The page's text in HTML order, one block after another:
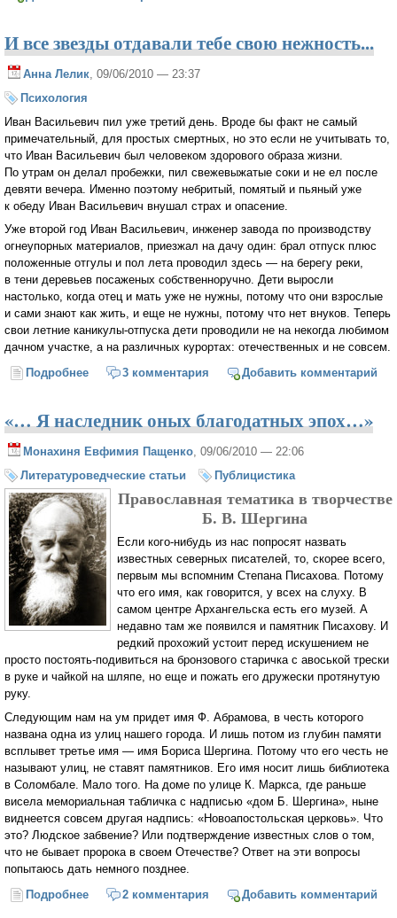
И все звезды отдавали тебе свою нежность...
Анна Лелик, 09/06/2010 — 23:37
Психология
Иван Васильевич пил уже третий день. Вроде бы факт не самый
примечательный, для простых смертных, но это если не учитывать то,
что Иван Васильевич был человеком здорового образа жизни.
По утрам он делал пробежки, пил свежевыжатые соки и не ел после
девяти вечера. Именно поэтому небритый, помятый и пьяный уже
к обеду Иван Васильевич внушал страх и опасение.
Уже второй год Иван Васильевич, инженер завода по производству
огнеупорных материалов, приезжал на дачу один: брал отпуск плюс
положенные отгулы и пол лета проводил здесь — на берегу реки,
в тени деревьев посаженых собственноручно. Дети выросли
настолько, когда отец и мать уже не нужны, потому что они взрослые
и сами знают как жить, и еще не нужны, потому что нет внуков. Теперь
свои летние каникулы-отпуска дети проводили не на некогда любимом
дачном участке, а на различных курортах: отечественных и не совсем.
Подробнее о И все звезды отдавали тебе свою нежность...
3 комментария Добавить комментарий
«… Я наследник оных благодатных эпох…»
Монахиня Евфимия Пащенко , 09/06/2010 — 22:06
Литературоведческие статьи
Публицистика
Православная тематика в творчестве
Б. В. Шергина
Если кого-нибудь из нас попросят назвать
известных северных писателей, то, скорее всего,
первым мы вспомним Степана Писахова. Потому
что его имя, как говорится, у всех на слуху. В
самом центре Архангельска есть его музей. А
недавно там же появился и памятник Писахову. И
редкий прохожий устоит перед искушением не
просто постоять-подивиться на бронзового старичка с авоськой трески
в руке и чайкой на шляпе, но еще и пожать его дружески протянутую
руку.
Следующим нам на ум придет имя Ф. Абрамова, в честь которого
названа одна из улиц нашего города. И лишь потом из глубин памяти
всплывет третье имя — имя Бориса Шергина. Потому что его честь не
называют улиц, не ставят памятников. Его имя носит лишь библиотека
в Соломбале. Мало того. На доме по улице К. Маркса, где раньше
висела мемориальная табличка с надписью «дом Б. Шергина», ныне
виднеется совсем другая надпись: «Новоапостольская церковь». Что
это? Людское забвение? Или подтверждение известных слов о том,
что не бывает пророка в своем Отечестве? Ответ на эти вопросы
попытаюсь дать немного позднее.
Подробнее о «… Я наследник оных благодатных эпох…»
2 комментария Добавить комментарий